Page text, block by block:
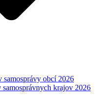
obcí 2026
krajov 2026